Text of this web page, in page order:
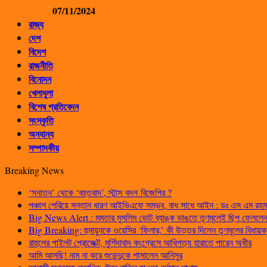
07/11/2024
রাজ্য
দেশ
বিদেশ
রাজনীতি
বিনোদন
খেলাধুলা
বিশেষ প্রতিবেদন
সংস্কৃতি
অন্যান্য
সম্পাদকীয়
Breaking News
‘সনাতন’ থেকে ‘বহুতবাদ’, স্টান্স বদল বিজেপির ?
পঞ্চাশ পেরিয়ে সন্তান ধারণ আইভিএফে সম্ভব, বাধ সাধে আইন : ডঃ এস এম
Big News Alert : মমতার মুসলিম ভোট ব্যাঙ্ক ভাঙতে তৃণমূলেই ছিপ ফেললেন
Big Breaking: হুমায়ুনকে ওয়েসির ‘ফিলার,’ কী উত্তর দিলেন তৃণমূলের বিধায়ক
রাহুলের পাইলট প্রোজেক্ট, মুর্শিদাবাদ কংগ্রেসে আধিপত্য হারাতে পারেন অধীর
আমি আসছি! নাম না করে শুভেন্দুকে শাসালেন আনিসুর